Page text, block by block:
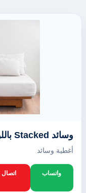
وسائد Stacked باللون الأبيض
أغطية وسائد
واتساب اتصال